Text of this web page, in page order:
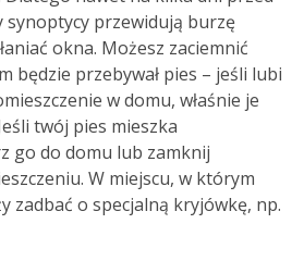
synoptycy przewidują burzę
okna. Możesz zaciemnić
będzie przebywał pies – jeśli lubi
w domu, właśnie je
twój pies mieszka
go do domu lub zamknij
W miejscu, w którym
zadbać o specjalną kryjówkę, np.